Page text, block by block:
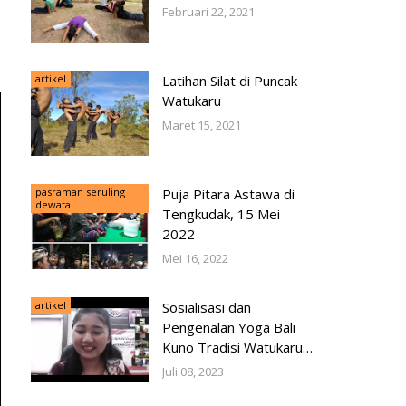
Februari 22, 2021
artikel
Latihan Silat di Puncak
Watukaru
Maret 15, 2021
pasraman seruling
dewata
Puja Pitara Astawa di
Tengkudak, 15 Mei
2022
Mei 16, 2022
artikel
Sosialisasi dan
Pengenalan Yoga Bali
Kuno Tradisi Watukaru -
IAHN GDE PUDJA
Juli 08, 2023